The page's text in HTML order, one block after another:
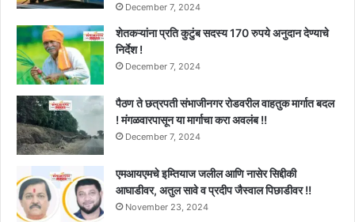
December 7, 2024
शेतकऱ्यांना प्रति कुटुंब सदस्य 170 रुपये अनुदान देण्याचे
निर्देश !
December 7, 2024
पैठण ते छत्रपती संभाजीनगर रोडवरील वाहतुक मार्गात बदल
! मंगळवारपासून या मार्गाचा करा अवलंब !!
December 7, 2024
एमआयएमचे इम्तियाज जलील आणि नासेर सिद्दीकी
आघाडीवर, अतुल सावे व प्रदीप जैस्वाल पिछाडीवर !!
November 23, 2024